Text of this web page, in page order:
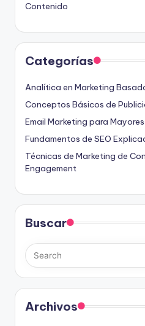
Contenido
Categorías
Analítica en Marketing
Conceptos Básicos de
Email Marketing para
Fundamentos de SEO
Técnicas de Marketing de
Engagement
Buscar
Archivos